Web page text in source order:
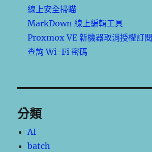
線上安全掃瞄
MarkDown 線上編輯工具
Proxmox VE 新機器取消授權訂閱
查詢 Wi-Fi 密碼
分類
AI
batch